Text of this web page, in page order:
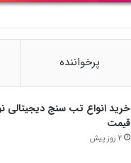
پرخواننده
خرید انواع تب سنج دیجیتالی
قیمت
2 روز پیش